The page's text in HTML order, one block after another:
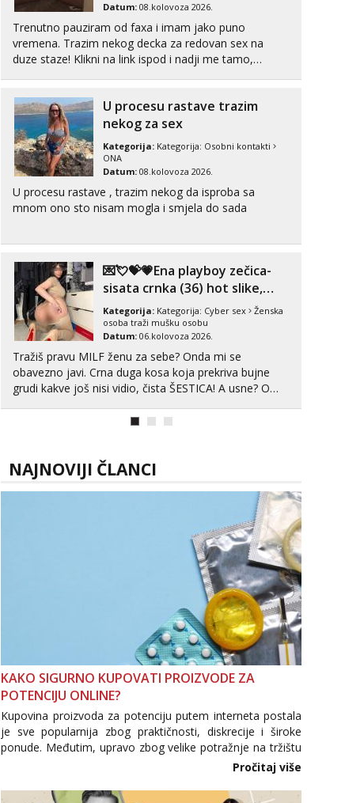
Tel:
tel:0,93€ - mob:1,12€ min
Lili
Tel:
tel:0,93€ - mob:1,12€ min
Zara
Čekam tvoj poziv!
tel:0,93€ - mob:1,12€ min
Tel: 064/677-677- Kod: #142
tel:0,93€ - mob:1,12€ min
Datum: 08.kolovoza 2026.
Trenutno pauziram od faxa i imam jako puno
vremena. Trazim nekog decka za redovan sex na
duze staze! Klikni na link ispod i nadji me tamo,
U procesu rastave trazim
nekog za sex
Kategorija: Kategorija: Osobni kontakti
ONA
Datum: 08.kolovoza 2026.
U procesu rastave , trazim nekog da isproba sa
mnom ono sto nisam mogla i smjela do sada
💌💘💝💗Ena playboy zečica-
sisata crnka (36) hot slike,
videa i c2c💗
Kategorija: Kategorija: Cyber sex
Ženska
osoba traži mušku osobu
Datum: 06.kolovoza 2026.
Tražiš pravu MILF ženu za sebe? Onda mi se
obavezno javi. Crna duga kosa koja prekriva bujne
grudi kakve još nisi vidio, čista ŠESTICA! A usne? O
će ti se urezati u pamćenje, jer vjeruj mi, takve još
NAJNOVIJI ČLANCI
KAKO SIGURNO KUPOVATI PROIZVODE ZA
POTENCIJU ONLINE?
Kupovina proizvoda za potenciju putem interneta postala
je sve popularnija zbog praktičnosti, diskrecije i široke
ponude. Međutim, upravo zbog velike potražnje na tržištu
se pojavljuju i brojni krivotvoreni proizvodi, nepouzdane
internetske trgovine te proizvodi nepoznatog podrijetla. ...
Pročitaj više